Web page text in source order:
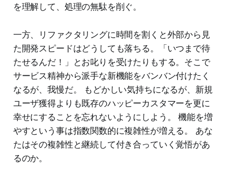
を理解して、処理の無駄を削ぐ。
一方、リファクタリングに時間を割くと外部から見
た開発スピードはどうしても落ちる。「いつまで待
たせるんだ！」とお叱りを受けたりもする。そこで
サービス精神から派手な新機能をバンバン付けたく
なるが、我慢だ。 もどかしい気持ちになるが、新規
ユーザ獲得よりも既存のハッピーカスタマーを更に
幸せにすることを忘れないようにしよう。 機能を増
やすという事は指数関数的に複雑性が増える。 あな
たはその複雑性と継続して付き合っていく覚悟があ
るのか。